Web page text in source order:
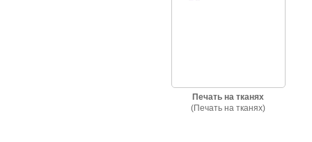
Печать на тканях
(Печать на тканях)